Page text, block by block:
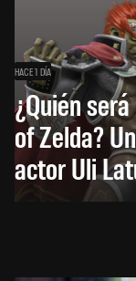
HACE 1 DÍA
¿Quién
of Zelda?
actor Uli